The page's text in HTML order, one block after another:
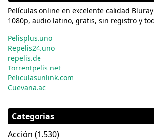
Películas online en excelente calidad
1080p, audio latino, gratis, sin registro y
Pelisplus.uno
Repelis24.uno
repelis.de
Torrentpelis.net
Peliculasunlink.com
Cuevana.ac
Categorias
Acción (1.530)